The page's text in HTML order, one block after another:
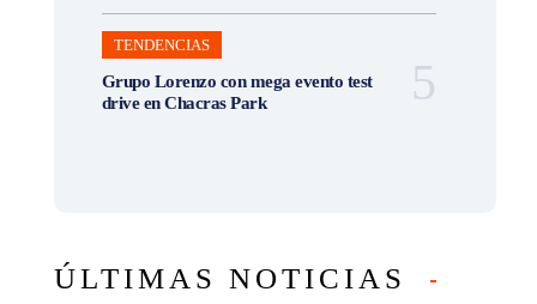
TENDENCIAS
Grupo Lorenzo con mega evento test
drive en Chacras Park
ÚLTIMAS NOTICIAS